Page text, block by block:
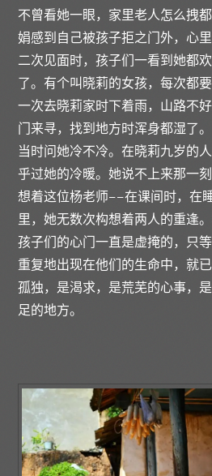
不曾看她一眼，家里老人怎么拽
娟感到自己被孩子拒之门外，心
二次见面时，孩子们一看到她都
了。有个叫晓莉的女孩，每次都
一次去晓莉家时下着雨，山路不
门来寻，找到地方时浑身都湿了
当时问她冷不冷。在晓莉九岁的
乎过她的冷暖。她说不上来那一
想着这位杨老师——在课间时，在
里，她无数次构想着两人的重逢
孩子们的心门一直是虚掩的，只
重复地出现在他们的生命中，就
孤独，是渴求，是荒芜的心事，
足的地方。